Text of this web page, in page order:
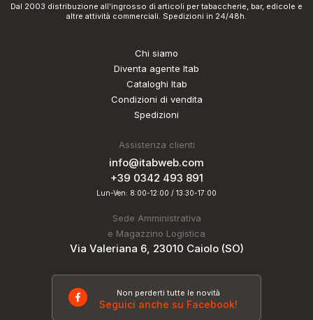
Dal 2003 distribuzione all'ingrosso di articoli per tabaccherie, bar, edicole e
altre attività commerciali. Spedizioni in 24/48h.
Chi siamo
Diventa agente Itab
Cataloghi Itab
Condizioni di vendita
Spedizioni
Assistenza clienti
info@itabweb.com
+39 0342 493 891
Lun-Ven: 8:00-12:00 / 13:30-17:00
Sede Amministrativa
e Magazzino Logistica
Via Valeriana 6, 23010 Caiolo (SO)
Non perderti tutte le novità
Seguici anche su Facebook!